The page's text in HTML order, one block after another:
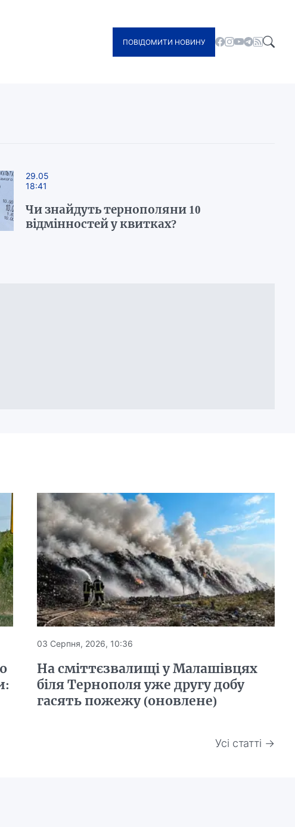
ПОВІДОМИТИ НОВИНУ
29.05
18:41
Чи знайдуть тернополяни 10
відмінностей у квитках?
03 Серпня, 2026, 10:36
На сміттєзвалищі у Малашівцях
біля Тернополя уже другу добу
гасять пожежу (оновлене)
Усі статті →